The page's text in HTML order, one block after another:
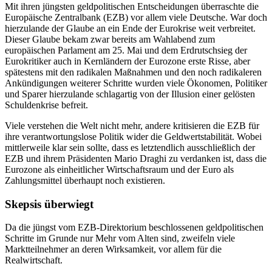
Mit ihren jüngsten geldpolitischen Entscheidungen überraschte die
Europäische Zentralbank (EZB) vor allem viele Deutsche. War doch
hierzulande der Glaube an ein Ende der Eurokrise weit verbreitet.
Dieser Glaube bekam zwar bereits am Wahlabend zum
europäischen Parlament am 25. Mai und dem Erdrutschsieg der
Eurokritiker auch in Kernländern der Eurozone erste Risse, aber
spätestens mit den radikalen Maßnahmen und den noch radikaleren
Ankündigungen weiterer Schritte wurden viele Ökonomen, Politiker
und Sparer hierzulande schlagartig von der Illusion einer gelösten
Schuldenkrise befreit.
Viele verstehen die Welt nicht mehr, andere kritisieren die EZB für
ihre verantwortungslose Politik wider die Geldwertstabilität. Wobei
mittlerweile klar sein sollte, dass es letztendlich ausschließlich der
EZB und ihrem Präsidenten Mario Draghi zu verdanken ist, dass die
Eurozone als einheitlicher Wirtschaftsraum und der Euro als
Zahlungsmittel überhaupt noch existieren.
Skepsis überwiegt
Da die jüngst vom EZB-Direktorium beschlossenen geldpolitischen
Schritte im Grunde nur Mehr vom Alten sind, zweifeln viele
Marktteilnehmer an deren Wirksamkeit, vor allem für die
Realwirtschaft.